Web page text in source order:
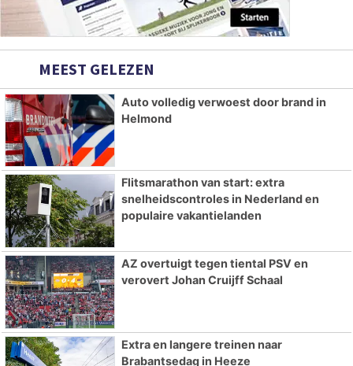
MEEST GELEZEN
Auto volledig verwoest door brand in
Helmond
Flitsmarathon van start: extra
snelheidscontroles in Nederland en
populaire vakantielanden
AZ overtuigt tegen tiental PSV en
verovert Johan Cruijff Schaal
Extra en langere treinen naar
Brabantsedag in Heeze